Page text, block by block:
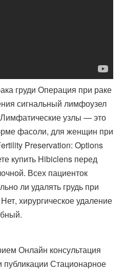
груди Операция при раке
сигнальный лимфоузел
узлы — это
фасоли, для женщин при
Preservation: Options
купить Hibiclens перед
Всех пациенток
ли удалять грудь при
хирургическое удаление
Онлайн консультация
публикации Стационарное